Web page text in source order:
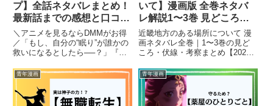
プ】全話ネタバレまとめ！
最新話までの感想と口コミ
も紹介！
＼アニメを見るならDMMがお得
／「もし、自分の“眠り”が誰かの
救いになるとしたら──？」『お
ことに価値が生まれる世界で、心
に傷を抱えた人々が“睡眠”を通し
てゆっくりと繋がっていく、静か
で優しいヒューマンドラマで...
いて】漫画版 全巻ネタバ
レ解説1〜3巻 見どころ・
伏線・考察まとめ
近畿地方のある場所について 漫
画ネタバレ全巻｜1〜3巻の見ど
ころ・伏線・考察まとめ【2026
{"@context":"","@type":"Article",
"headline":"近畿地方のある場所
について漫画ネタバレ全巻｜1〜
3...
青年漫画 青年漫画